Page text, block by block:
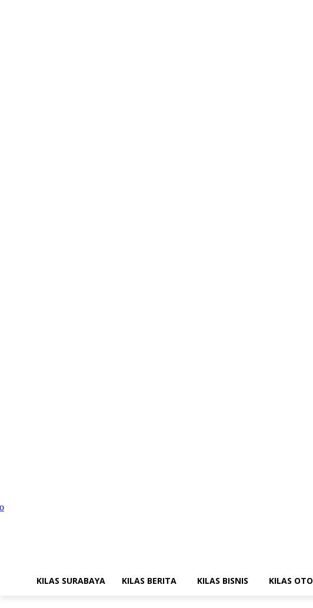
KILAS SURABAYA KILAS BERITA KILAS BISNIS KILAS OTO